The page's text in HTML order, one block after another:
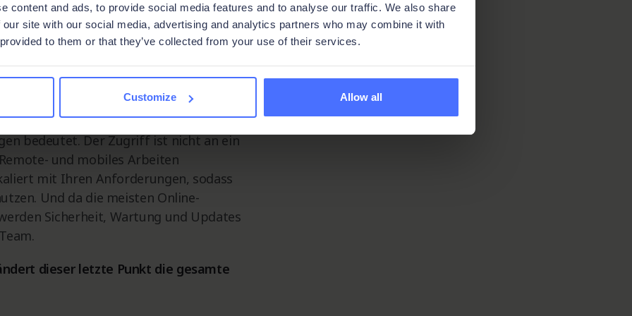
content and ads, to provide social media features and to analyse our traffic. We also share
site with our social media, advertising and analytics partners who may combine it with
to them or that they’ve collected from your use of their services.
Customize Allow all
Datenbank?
die Probleme, die lokale
die zuvor nicht möglich waren.
Daten, was weniger
bedeutet. Der Zugriff ist nicht an ein
und mobiles Arbeiten
mit Ihren Anforderungen, sodass
Und da die meisten Online-
Sicherheit, Wartung und Updates
dieser letzte Punkt die gesamte